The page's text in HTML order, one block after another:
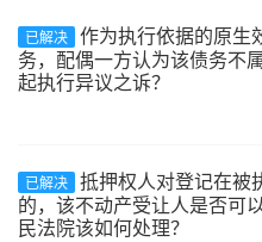
已解决 作为执行依据的原生
务，配偶一方认为该债务不
起执行异议之诉？
已解决 抵押权人对登记在被
的，该不动产受让人是否可
民法院该如何处理？